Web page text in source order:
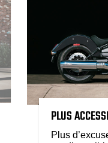
PLUS
Plus